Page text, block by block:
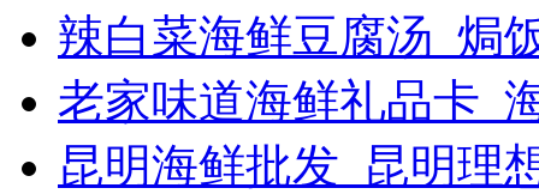
辣白菜海鲜豆腐汤_焗
老家味道海鲜礼品卡_
昆明海鲜批发_昆明理